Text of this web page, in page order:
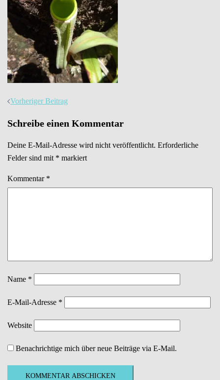
Beitrags-
Vorheriger Beitrag
Schreibe einen Kommentar
Deine E-Mail-Adresse wird nicht veröffentlicht. Erforderliche
Felder sind mit * markiert
Kommentar *
Name *
E-Mail-Adresse *
Website
Benachrichtige mich über neue Beiträge via E-Mail.